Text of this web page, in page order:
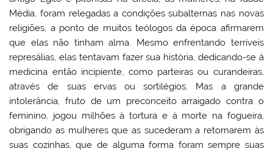
Média, foram relegadas a condições subalternas nas novas
religiões, a ponto de muitos teólogos da época afirmarem
que elas não tinham alma. Mesmo enfrentando terríveis
represálias, elas tentavam fazer sua história, dedicando-se à
medicina então incipiente, como parteiras ou curandeiras,
através de suas ervas ou sortilégios. Mas a grande
intolerância, fruto de um preconceito arraigado contra o
feminino, jogou milhões à tortura e à morte na fogueira,
obrigando as mulheres que as sucederam a retornarem às
suas cozinhas, que de alguma forma foram sempre suas